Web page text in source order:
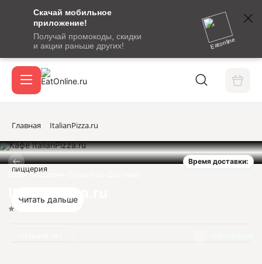
Скачай мобильное
приложение!
Получай промокоды, скидки
и акции раньше других!
Eatonline
сообщение
кодом
подтверждения
Вход / регистрация
Акции
Главная ItalianPizza.ru
Время доставки:
Кафе-Пиццерия-Суши-Бар-Доставка
ItalianPizza.ru
пиццерия
Читать дальше